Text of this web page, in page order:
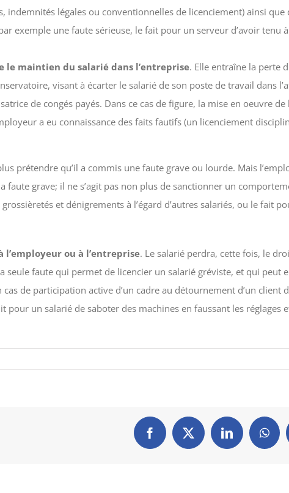
indemnités légales ou conventionnelles de licenciement) ainsi que
exemple une faute sérieuse, le fait pour un serveur d’avoir tenu
le maintien du salarié dans l’entreprise. Elle entraîne la perte
visant à écarter le salarié de son poste de travail dans
de congés payés. Dans ce cas de figure, la mise en oeuvre de
a eu connaissance des faits fautifs (un licenciement
prétendre qu’il a commis une faute grave ou lourde. Mais
grave; il ne s’agit pas non plus de sanctionner un
et dénigrements à l’égard d’autres salariés, ou le fait
l’employeur ou à l’entreprise. Le salarié perdra, cette fois, le
faute qui permet de licencier un salarié gréviste, et qui peut
de participation active d’un cadre au détournement d’un client
un salarié de saboter des machines en faussant les réglages
Facebook
X LinkedIn